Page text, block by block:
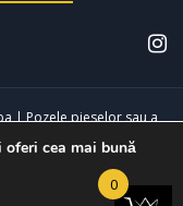
| Pozele pieselor sau a
diferente fata de cele
cea mai bună
0